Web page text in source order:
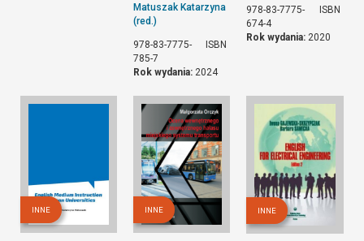
Matuszak Katarzyna
(red.)
978-83-7775-
785-7
ISBN
Rok wydania: 2024
978-83-7775-
674-4
ISBN
Rok wydania: 2020
INNE INNE INNE